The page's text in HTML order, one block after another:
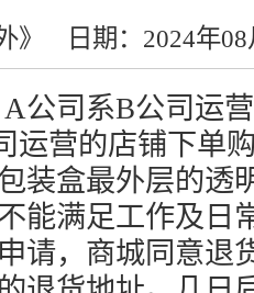
》 日期：2024年
A公司系B公司运
运营的店铺下单
装盒最外层的透
能满足工作及日
请，商城同意退